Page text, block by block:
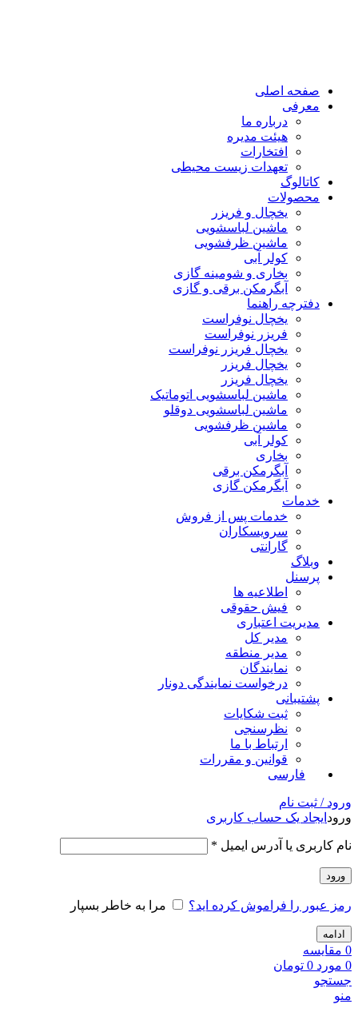
صفحه اصلی
معرفی
درباره ما
هیئت مدیره
افتخارات
تعهدات زیست محیطی
کاتالوگ
محصولات
یخچال و فریزر
ماشین لباسشویی
ماشین ظرفشویی
کولر آبی
بخاری و شومینه گازی
آبگرمکن برقی و گازی
دفترچه راهنما
یخچال نوفراست
فریزر نوفراست
یخچال فریزر نوفراست
یخچال فریزر
یخچال فریزر
ماشین لباسشویی اتوماتیک
ماشین لباسشویی دوقلو
ماشین ظرفشویی
کولر آبی
بخاری
آبگرمکن برقی
آبگرمکن گازی
خدمات
خدمات پس از فروش
سرویسکاران
گارانتی
وبلاگ
پرسنل
اطلاعیه ها
فیش حقوقی
مدیریت اعتباری
مدیر کل
مدیر منطقه
نمایندگان
درخواست نمایندگی دونار
پشتیبانی
ثبت شکایات
نظرسنجی
ارتباط با ما
قوانین و مقررات
فارسی
ورود / ثبت نام
ورود ایجاد یک حساب کاربری
نام کاربری یا آدرس ایمیل *
ورود
رمز عبور را فراموش کرده اید؟ مرا به خاطر بسپار
ادامه
0 مقايسه
0 مورد 0 تومان
جستجو
منو